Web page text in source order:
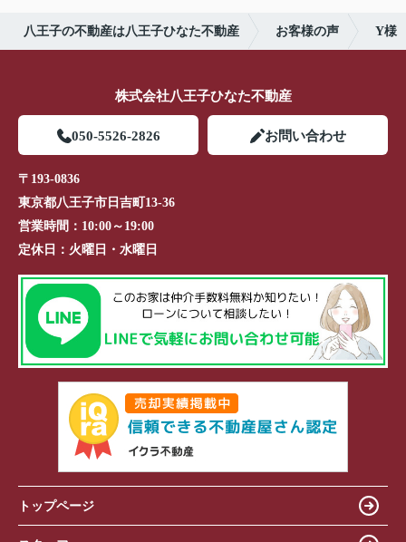
八王子の不動産は八王子ひなた不動産 お客様の声 Y様
株式会社八王子ひなた不動産
050-5526-2826 お問い合わせ
〒193-0836
東京都八王子市日吉町13-36
営業時間： 10:00～19:00
定休日： 火曜日・水曜日
トップページ